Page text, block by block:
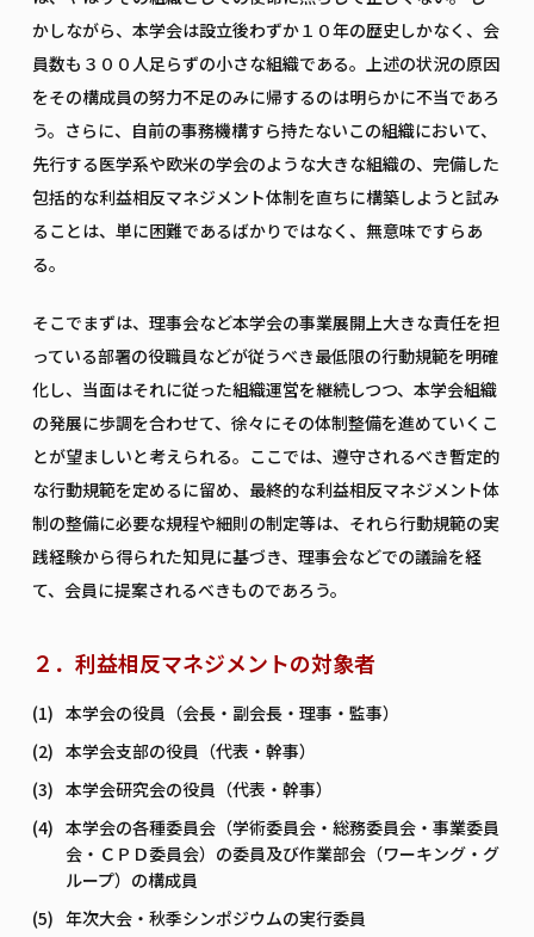
かしながら、本学会は設立後わずか１０年の歴史しかなく、会
員数も３００人足らずの小さな組織である。上述の状況の原因
をその構成員の努力不足のみに帰するのは明らかに不当であろ
う。さらに、自前の事務機構すら持たないこの組織において、
先行する医学系や欧米の学会のような大きな組織の、完備した
包括的な利益相反マネジメント体制を直ちに構築しようと試み
ることは、単に困難であるばかりではなく、無意味ですらあ
る。
そこでまずは、理事会など本学会の事業展開上大きな責任を担
っている部署の役職員などが従うべき最低限の行動規範を明確
化し、当面はそれに従った組織運営を継続しつつ、本学会組織
の発展に歩調を合わせて、徐々にその体制整備を進めていくこ
とが望ましいと考えられる。ここでは、遵守されるべき暫定的
な行動規範を定めるに留め、最終的な利益相反マネジメント体
制の整備に必要な規程や細則の制定等は、それら行動規範の実
践経験から得られた知見に基づき、理事会などでの議論を経
て、会員に提案されるべきものであろう。
２．利益相反マネジメントの対象者
本学会の役員（会長・副会長・理事・監事）
本学会支部の役員（代表・幹事）
本学会研究会の役員（代表・幹事）
本学会の各種委員会（学術委員会・総務委員会・事業委員
会・ＣＰＤ委員会）の委員及び作業部会（ワーキング・グ
ループ）の構成員
年次大会・秋季シンポジウムの実行委員